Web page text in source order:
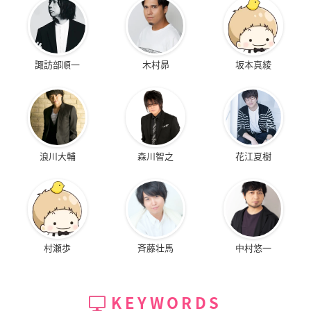
諏訪部順一 木村昴 坂本真綾
浪川大輔 森川智之 花江夏樹
村瀬歩 斉藤壮馬 中村悠一
KEYWORDS